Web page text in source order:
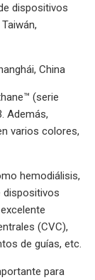
dispositivos
China
(serie
Además,
varios colores,
hemodiálisis,
dispositivos
(CVC),
de guías, etc.
para